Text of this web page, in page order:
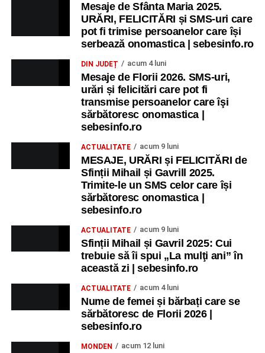
Mesaje de Sfânta Maria 2025.
URĂRI, FELICITĂRI și SMS-uri care
pot fi trimise persoanelor care își
serbează onomastica | sebesinfo.ro
DIN JUDEȚ acum 4 luni
Mesaje de Florii 2026. SMS-uri,
urări și felicitări care pot fi
transmise persoanelor care îşi
sărbătoresc onomastica |
sebesinfo.ro
ACTUALITATE acum 9 luni
MESAJE, URĂRI și FELICITĂRI de
Sfinții Mihail și Gavrill 2025.
Trimite-le un SMS celor care își
sărbătoresc onomastica |
sebesinfo.ro
ACTUALITATE acum 9 luni
Sfinții Mihail și Gavril 2025: Cui
trebuie să îi spui „La mulţi ani” în
această zi | sebesinfo.ro
ACTUALITATE acum 4 luni
Nume de femei și bărbați care se
sărbătoresc de Florii 2026 |
sebesinfo.ro
MONDEN acum 12 luni